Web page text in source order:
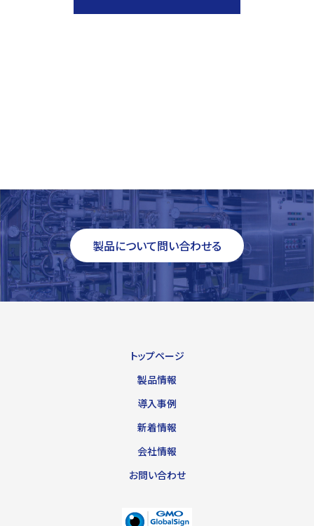
製品について問い合わせる
トップページ
製品情報
導入事例
新着情報
会社情報
お問い合わせ